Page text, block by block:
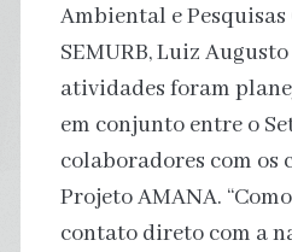
Ambiental e
SEMURB, Luiz
atividades foram
em conjunto entre o
colaboradores com os
Projeto AMANA.
contato direto com a